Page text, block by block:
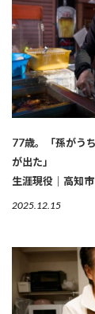
77歳。「孫がう
が出た」
生涯現役｜高知
2025.12.15